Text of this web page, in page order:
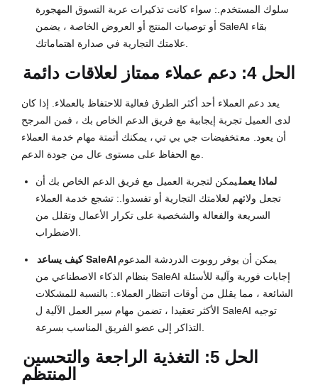
سلوك المستخدم.: سواء كانت تذكيرات عربة التسوق المهجورة
أو توصيات المنتج أو العروض الخاصة ، يضمن SaleAI بقاء
علامتك التجارية في صدارة اهتماماتك.
الحل 4: دعم عملاء ممتاز لعلاقات دائمة
يعد دعم العملاء أحد أكثر الطرق فعالية للاحتفاظ بالعملاء. إذا كان
لدى العميل تجربة إيجابية مع فريق الدعم الخاص بك ، فمن المرجح
أن يعود. معتخفيضات جي بي تي ، يمكنك أتمتة مهام خدمة العملاء
مع الحفاظ على مستوى عال من جودة الدعم.
لماذا يعمليمكن لتجربة العميل مع فريق الدعم الخاص بك أن
تجعل ولائهم لعلامتك التجارية أو تفسدوا.: تشجع خدمة العملاء
السريعة والفعالة والشخصية على تكرار الأعمال وتقلل من
الاضطراب.
كيف يساعد SaleAI يمكن أن يوفر روبوت الدردشة المدعوم
بنظام الذكاء الاصطناعي من SaleAI إجابات فورية وآلية للأسئلة
الشائعة ، مما يقلل من أوقات انتظار العملاء.: بالنسبة للمشكلات
الأكثر تعقيدا ، تضمن مهام سير العمل الآلية ل SaleAI توجيه
التذاكر إلى عضو الفريق المناسب بسرعة.
الحل 5: التغذية الراجعة والتحسين
المنتظم